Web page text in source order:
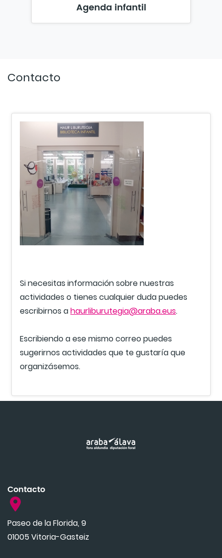
Agenda infantil
Contacto
Si necesitas información sobre nuestras
actividades o tienes cualquier duda puedes
escribirnos ahaurliburutegia@araba.eus.
Escribiendo a ese mismo correo puedes
sugerirnos actividades que te gustaría que
organizásemos.
Contacto
Paseo de la Florida, 9
01005 Vitoria-Gasteiz